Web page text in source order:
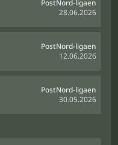
PostNord-ligaen
28.06.2026
PostNord-ligaen
12.06.2026
PostNord-ligaen
30.05.2026